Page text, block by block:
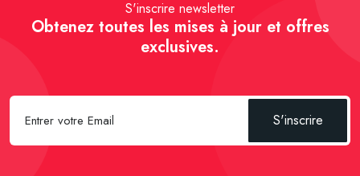
S'inscrire newsletter
Obtenez toutes les mises à jour et offres
exclusives.
S'inscrire